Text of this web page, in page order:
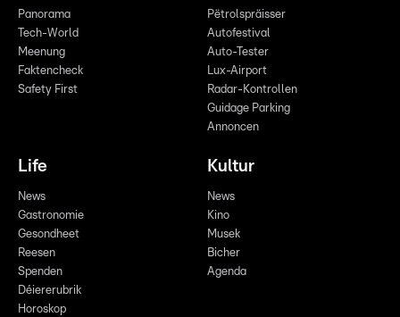
Panorama
Tech-World
Meenung
Faktencheck
Safety First
Pëtrolspräisser
Autofestival
Auto-Tester
Lux-Airport
Radar-Kontrollen
Guidage Parking
Annoncen
Life
News
Gastronomie
Gesondheet
Reesen
Spenden
Déiererubrik
Horoskop
Kultur
News
Kino
Musek
Bicher
Agenda